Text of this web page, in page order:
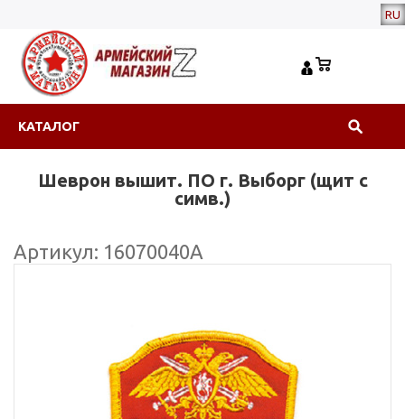
RU
КАТАЛОГ
Шеврон вышит. ПО г. Выборг (щит с
симв.)
Артикул: 16070040А